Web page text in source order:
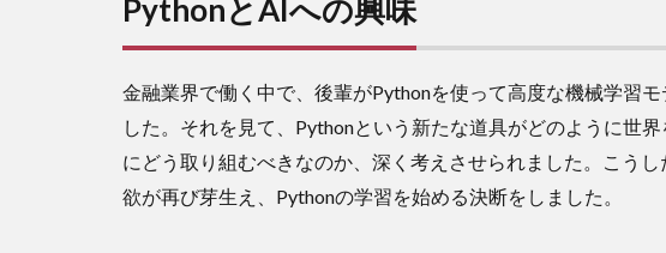
Python
とAIの
験：学
習開始
から資
格取得
まで
PythonとAIへの興味
金融業界で働く中で、後輩がPythonを使って高度な機械学習
した。それを見て、Pythonという新たな道具がどのように世
にどう取り組むべきなのか、深く考えさせられました。こう
欲が再び芽生え、Pythonの学習を始める決断をしました。